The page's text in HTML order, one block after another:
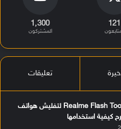
121 1٬300
المشتركون
تعليقات
تحميل أداة Realme Flash Tool لتفليش هواتف
كيفية استخدامها